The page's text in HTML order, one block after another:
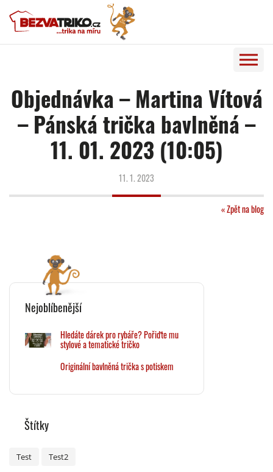
Objednávka – Martina Vítová
– Pánská trička bavlněná –
11. 01. 2023 (10:05)
11. 1. 2023
« Zpět na blog
Nejoblíbenější
Hledáte dárek pro rybáře? Pořiďte mu
stylové a tematické tričko
Originální bavlněná trička s potiskem
Štítky
Test Test2